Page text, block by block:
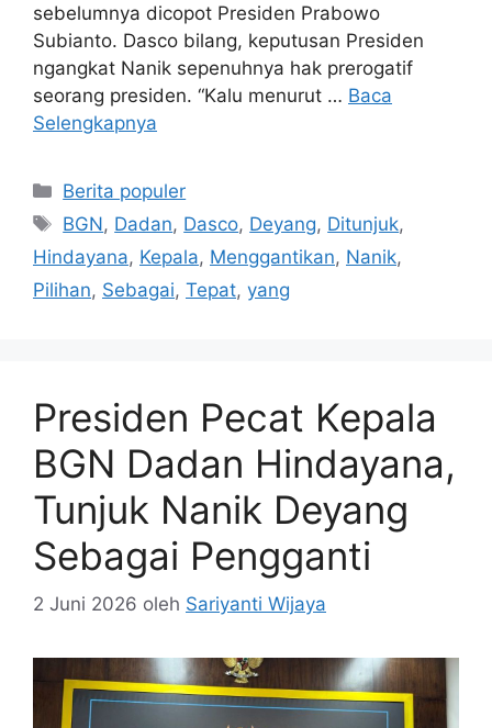
sebelumnya dicopot Presiden Prabowo
Subianto. Dasco bilang, keputusan Presiden
ngangkat Nanik sepenuhnya hak prerogatif
seorang presiden. “Kalu menurut … Baca
Selengkapnya
Kategori
Berita populer
Tag
BGN, Dadan, Dasco, Deyang, Ditunjuk,
Hindayana, Kepala, Menggantikan, Nanik,
Pilihan, Sebagai, Tepat, yang
Presiden Pecat Kepala
BGN Dadan Hindayana,
Tunjuk Nanik Deyang
Sebagai Pengganti
2 Juni 2026 oleh Sariyanti Wijaya